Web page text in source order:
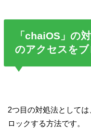
「chaiOS」の
のアクセスをブ
2つ目の対処法として
ロックする方法です。